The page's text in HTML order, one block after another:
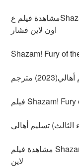
مشاهدة فيلم عShazam! Fury of the Gods (2023)مترجم
اون لاين فشار
مترجم
تسليم أهالي
مشاهدة فيلم Shazam! Fury of the Gods (2023) مدبلج اون
لاين